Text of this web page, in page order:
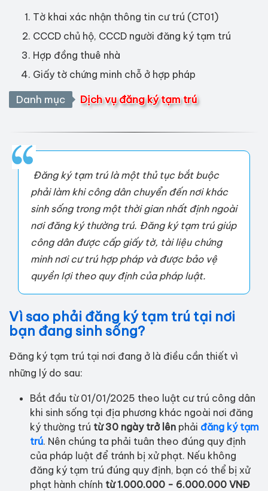
Tờ khai xác nhận thông tin cư trú (CT01)
CCCD chủ hộ, CCCD người đăng ký tạm trú
Hợp đồng thuê nhà
Giấy tờ chứng minh chỗ ở hợp pháp
Danh mục Dịch vụ đăng ký tạm trú
Đăng ký tạm trú là một thủ tục bắt buộc
phải làm khi công dân chuyển đến nơi khác
sinh sống trong một thời gian nhất định ngoài
nơi đăng ký thường trú. Đăng ký tạm trú giúp
công dân được cấp giấy tờ, tài liệu chứng
minh nơi cư trú hợp pháp và được bảo vệ
quyền lợi theo quy định của pháp luật.
Vì sao phải đăng ký tạm trú tại nơi
bạn đang sinh sống?
Đăng ký tạm trú tại nơi đang ở là điều cần thiết vì
những lý do sau:
Bắt đầu từ 01/01/2025 theo luật cư trú công dân
khi sinh sống tại địa phương khác ngoài nơi đăng
ký thường trú từ 30 ngày trở lên phải đăng ký tạm
trú. Nên chúng ta phải tuân theo đúng quy định
của pháp luật để tránh bị xử phạt. Nếu không
đăng ký tạm trú đúng quy định, bạn có thể bị xử
phạt hành chính từ 1.000.000 - 6.000.000 VNĐ